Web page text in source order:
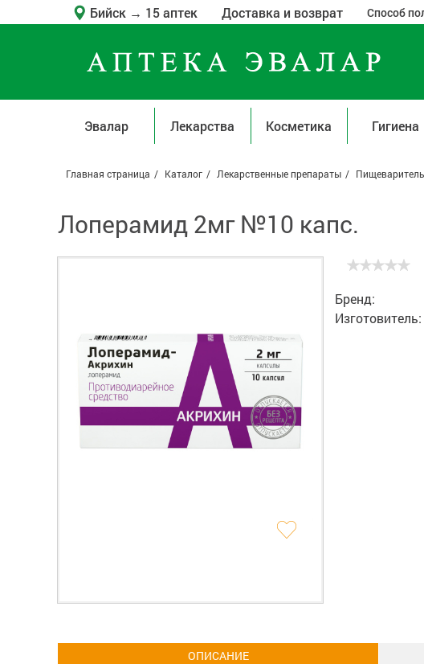
Бийск → 15 аптек Доставка и возврат Способ
Эвалар Лекарства Косметика Гигиена
Главная страница Каталог Лекарственные препараты
Лоперамид 2мг №10 капс.
Бренд:
Изготовитель:
ОПИСАНИЕ